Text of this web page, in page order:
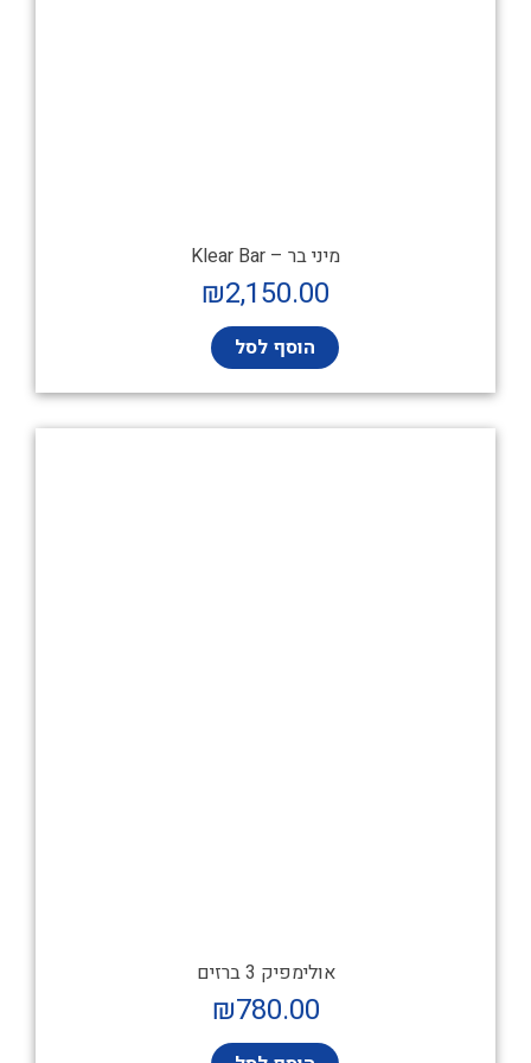
מיני בר – Klear Bar
₪2,150.00
הוסף לסל
אולימפיק 3 ברזים
₪780.00